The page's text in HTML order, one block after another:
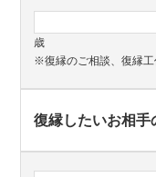
歳
※復縁のご相談、復縁工
復縁したいお相手